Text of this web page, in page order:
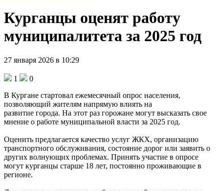
Курганцы оценят работу
муниципалитета за 2025 год
27 января 2026 в 10:29
1
0
В Кургане стартовал ежемесячный опрос населения,
позволяющий жителям напрямую влиять на
развитие города. На этот раз горожане могут высказать свое
мнение о работе муниципальной власти за 2025 год.
Оценить предлагается качество услуг ЖКХ, организацию
транспортного обслуживания, состояние дорог или заявить о
других волнующих проблемах. Принять участие в опросе
могут курганцы старше 18 лет, постоянно проживающие в
регионе.